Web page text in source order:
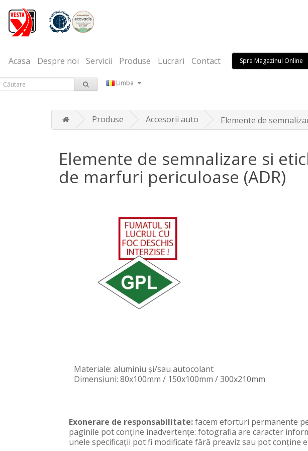
Acasa Despre noi Servicii Produse Lucrari Contact Spre Magazinul Online
Limba
Produse Accesorii auto Elemente de
Elemente de semnalizare si
de marfuri periculoase (ADR)
Materiale: aluminiu și/sau autocolant
Dimensiuni: 80x100mm / 150x100mm / 300x210mm
Exonerare de responsabilitate:facem eforturi permanente
paginile pot conţine inadvertenţe: fotografia are caracter
unele specificaţii pot fi modificate fără preaviz sau pot